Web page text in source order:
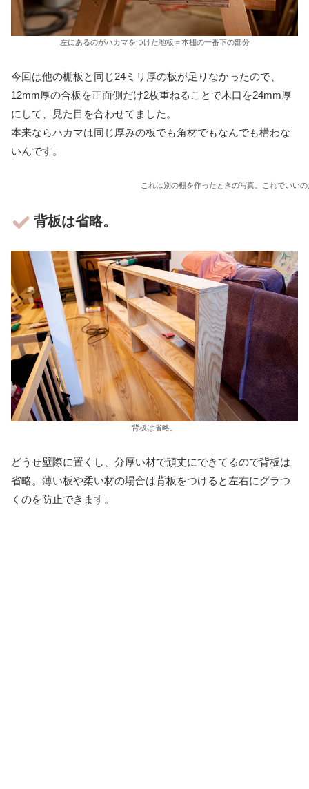
左にあるのがハカマをつけた地板＝本棚の一番下の部分
今回は他の棚板と同じ24ミリ厚の板が足りなかったので、
12mm厚の合板を正面側だけ2枚重ねることで木口を24mm厚
にして、見た目を合わせてました。
本来ならハカマは同じ厚みの板でも角材でもなんでも構わな
いんです。
これは別の棚を作ったときの写真。これでいい
背板は省略。
背板は省略。
どうせ壁際に置くし、分厚い材で頑丈にできてるので背板は
省略。薄い板や柔い材の場合は背板をつけると左右にグラつ
くのを防止できます。